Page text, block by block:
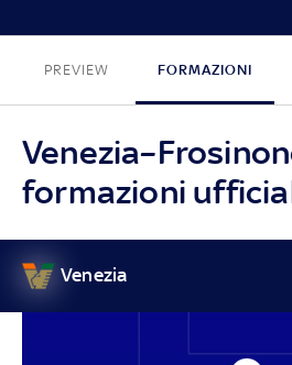
PREVIEW FORMAZIONI
formazioni
Venezia